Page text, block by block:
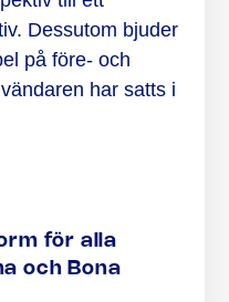
Dessutom bjuder
på före- och
har satts i
för alla
och Bona